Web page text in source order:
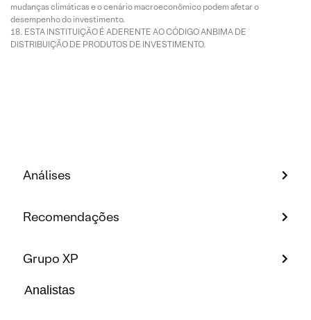
mudanças climáticas e o cenário macroeconômico podem afetar o
desempenho do investimento.
ESTA INSTITUIÇÃO É ADERENTE AO CÓDIGO ANBIMA DE
DISTRIBUIÇÃO DE PRODUTOS DE INVESTIMENTO.
Análises
Recomendações
Grupo XP
Analistas